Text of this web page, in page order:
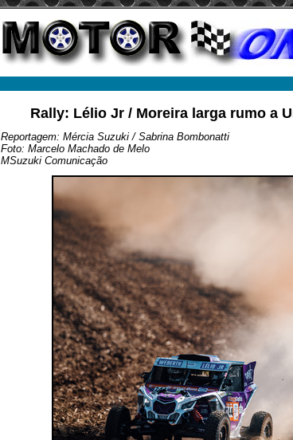
Rally: Lélio Jr / Moreira larga rumo a
Reportagem: Mércia Suzuki / Sabrina Bombonatti
Foto: Marcelo Machado de Melo
MSuzuki Comunicação